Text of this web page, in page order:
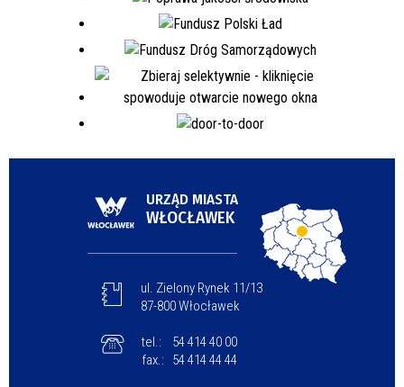
URZĄD MIASTA
WŁOCŁAWEK
ul. Zielony Rynek 11/13
87-800 Włocławek
tel.:
54 414 40 00
fax.:
54 414 44 44